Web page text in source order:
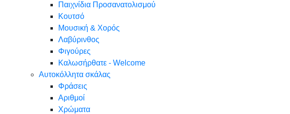
Παιχνίδια Προσανατολισμού
Κουτσό
Μουσική & Χορός
Λαβύρινθος
Φιγούρες
Καλωσήρθατε - Welcome
Αυτοκόλλητα σκάλας
Φράσεις
Αριθμοί
Χρώματα